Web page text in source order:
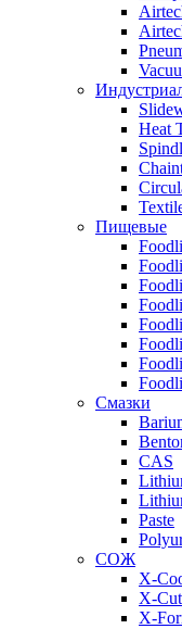
Heat
Пищевые
Смазки
CAS
Paste
СОЖ
X-
X-Cut
X-